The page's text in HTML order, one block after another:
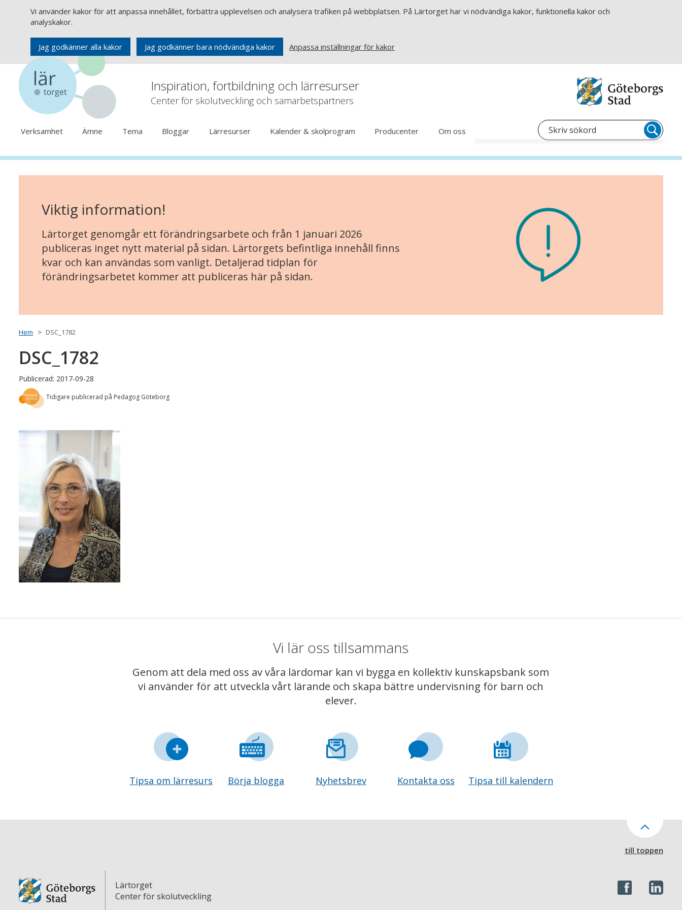
Vi använder kakor för att anpassa innehållet, förbättra upplevelsen och analysera trafiken på webbplatsen. På Lärtorget har vi nödvändiga kakor, funktionella kakor och
analyskakor.
Jag godkänner alla kakor Jag godkänner bara nödvändiga kakor Anpassa inställningar för kakor
Inspiration, fortbildning och lärresurser
Center för skolutveckling och samarbetspartners
Verksamhet Ämne Tema Bloggar Lärresurser Kalender & skolprogram Producenter Om oss
Viktig information!
Lärtorget genomgår ett förändringsarbete och från 1 januari 2026
publiceras inget nytt material på sidan. Lärtorgets befintliga innehåll finns
kvar och kan användas som vanligt. Detaljerad tidplan för
förändringsarbetet kommer att publiceras här på sidan.
Hem DSC_1782
DSC_1782
Publicerad: 2017-09-28
Tidigare publicerad på Pedagog Göteborg
Vi lär oss tillsammans
Genom att dela med oss av våra lärdomar kan vi bygga en kollektiv kunskapsbank som
vi använder för att utveckla vårt lärande och skapa bättre undervisning för barn och
elever.
Tipsa om lärresurs Börja blogga Nyhetsbrev Kontakta oss Tipsa till kalendern
till toppen
Lärtorget
Center för skolutveckling